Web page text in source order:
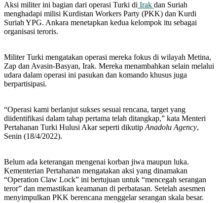
Aksi militer ini bagian dari operasi Turki di Irak dan Suriah
menghadapi milisi Kurdistan Workers Party (PKK) dan Kurdi
Suriah YPG. Ankara menetapkan kedua kelompok itu sebagai
organisasi teroris.
Militer Turki mengatakan operasi mereka fokus di wilayah Metina,
Zap dan Avasin-Basyan, Irak. Mereka menambahkan selain melalui
udara dalam operasi ini pasukan dan komando khusus juga
berpartisipasi.
“Operasi kami berlanjut sukses sesuai rencana, target yang
diidentifikasi dalam tahap pertama telah ditangkap,” kata Menteri
Pertahanan Turki Hulusi Akar seperti dikutip Anadolu Agency,
Senin (18/4/2022).
Belum ada keterangan mengenai korban jiwa maupun luka.
Kementerian Pertahanan mengatakan aksi yang dinamakan
“Operation Claw Lock” ini bertujuan untuk “mencegah serangan
teror” dan memastikan keamanan di perbatasan. Setelah asesmen
menyimpulkan PKK berencana menggelar serangan skala besar.